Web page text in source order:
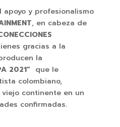
apoyo y profesionalismo
, en cabeza de
gracias a la
la
2021” que le
colombiano,
continente en un
confirmadas.